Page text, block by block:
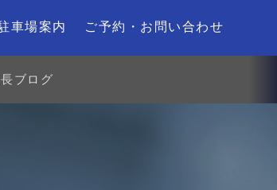
車場案内 ご予約・お問い合わせ
ブログ